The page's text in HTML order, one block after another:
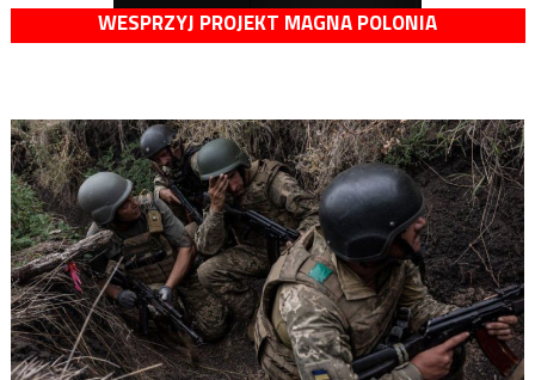
WESPRZYJ PROJEKT MAGNA POLONIA